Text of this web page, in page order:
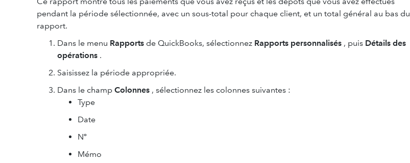
pendant la période sélectionnée, avec un sous-total pour chaque client, et un total général au bas du
rapport.
Dans le menu Rapports de QuickBooks, sélectionnez Rapports personnalisés , puis Détails des
opérations .
Saisissez la période appropriée.
Dans le champ Colonnes , sélectionnez les colonnes suivantes :
Type
Date
Nº
Mémo